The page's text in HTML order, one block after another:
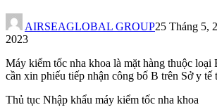
AIRSEAGLOBAL GROUP25 Tháng 5,
2023
Máy kiểm tốc nha khoa là mặt hàng thuộc
cần xin phiếu tiếp nhận công bố B trên Sở y tế
Thủ tục Nhập khẩu máy kiểm tốc nha khoa